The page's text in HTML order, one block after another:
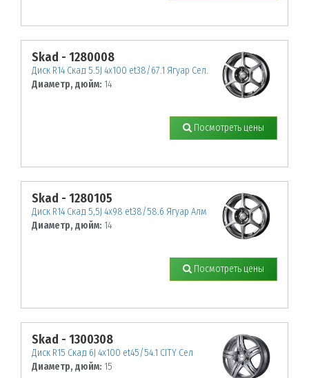
Skad - 1280008
Диск R14 Скад 5.5J 4х100 et38/67.1 Ягуар Сел.
Диаметр, дюйм: 14
Посмотреть цены
Skad - 1280105
Диск R14 Скад 5,5J 4х98 et38/58.6 Ягуар Алм
Диаметр, дюйм: 14
Посмотреть цены
Skad - 1300308
Диск R15 Скад 6J 4х100 et45/54.1 CITY Сел
Диаметр, дюйм: 15